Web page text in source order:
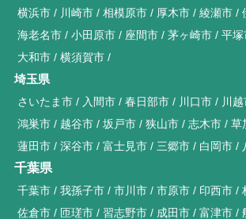
横浜市 川崎市 相模原市 厚木市 綾瀬市
海老名市
小田原市 座間市 茅ヶ崎市 平塚
大和市
横須賀市
埼玉県
さいたま市 入間市 春日部市 川口市 川
鴻巣市
越谷市 坂戸市 狭山市 志木市 草
蓮田市
深谷市 富士見市 三郷市 白岡市
千葉県
千葉市 我孫子市 市川市 市原市 印西市
佐倉市
匝瑳市 習志野市 成田市 富津市